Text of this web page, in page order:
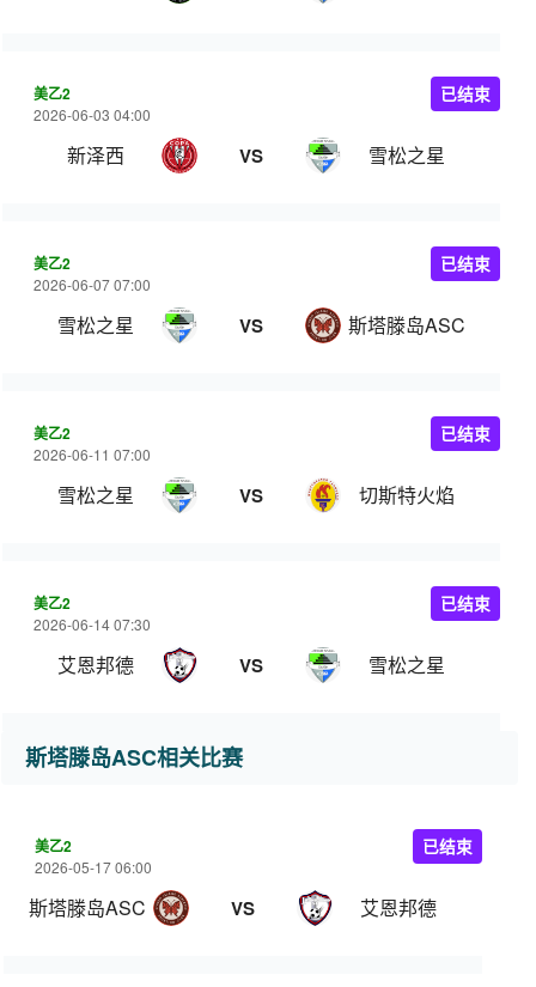
美乙2
2026-06-03 04:00
新泽西 VS 雪松之星
已结束
美乙2
2026-06-07 07:00
雪松之星 VS 斯塔滕岛ASC
已结束
美乙2
2026-06-11 07:00
雪松之星 VS 切斯特火焰
已结束
美乙2
2026-06-14 07:30
艾恩邦德 VS 雪松之星
已结束
斯塔滕岛ASC相关比赛
美乙2
2026-05-17 06:00
斯塔滕岛ASC VS 艾恩邦德
已结束